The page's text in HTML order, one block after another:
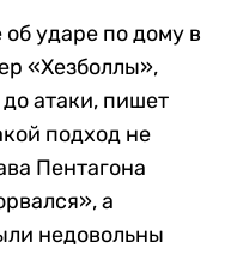
ударе по дому в
«Хезболлы»,
атаки, пишет
подход не
Пентагона
а
недовольны